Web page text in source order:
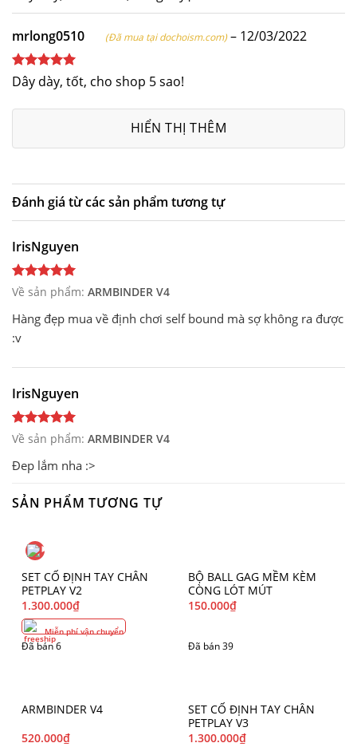
hạng
5
sao
mrlong0510 (Đã mua tại dochoism.com) – 12/03/2022
Được xếp
hạng
5
Dây dày, tốt, cho shop 5 sao!
HIỂN THỊ THÊM
Đánh giá từ các sản phẩm tương tự
IrisNguyen
Về sản phẩm: ARMBINDER V4
Hàng đẹp mua về định chơi self bound mà sợ không ra được
:v
IrisNguyen
Về sản phẩm: ARMBINDER V4
Đep lắm nha :>
SẢN PHẨM TƯƠNG TỰ
SET CỐ ĐỊNH TAY CHÂN
PETPLAY V2
1.300.000₫
Miễn phí vận chuyển
Đã bán 6
BỘ BALL GAG MỀM KÈM
CÒNG LÓT MÚT
150.000₫
Đã bán 39
ARMBINDER V4
520.000₫
SET CỐ ĐỊNH TAY CHÂN
PETPLAY V3
1.300.000₫